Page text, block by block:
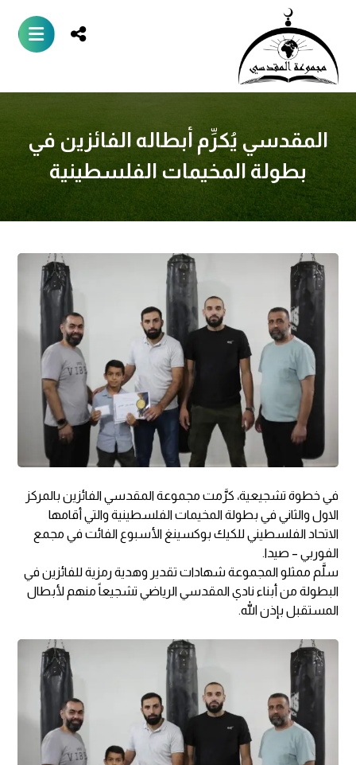
المقدسي يُكرِّم أبطاله الفائزين في
بطولة المخيمات الفلسطينية
في خطوة تشجيعية، كرَّمت مجموعة المقدسي الفائزين بالمركز
الاول والثاني في بطولة المخيمات الفلسطينية والتي أقامها
الاتحاد الفلسطيني للكيك بوكسينغ الأسبوع الفائت في مجمع
الفوربي – صيدا.
سلَّم ممثلو المجموعة شهادات تقدير وهدية رمزية للفائزين في
البطولة من أبناء نادي المقدسي الرياضي تشجيعاً منهم لأبطال
المستقبل بإذن الله.